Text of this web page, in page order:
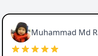
Easy-Peasy AI
Muhammad Md